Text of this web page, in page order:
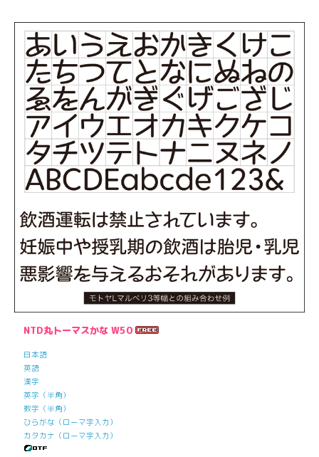
NTD丸トーマスかな W50
日本語
英語
漢字
英字（半角）
数字（半角）
ひらがな（ローマ字入力）
カタカナ（ローマ字入力）